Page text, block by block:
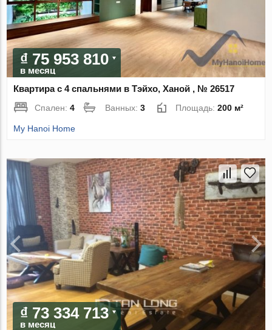
₫ 75 953 810
в месяц
Квартира с 4 спальнями в Тэйхо, Ханой , № 26517
Спален:4 Ванных:3 Площадь:200 м²
My Hanoi Home
₫ 73 334 713
в месяц